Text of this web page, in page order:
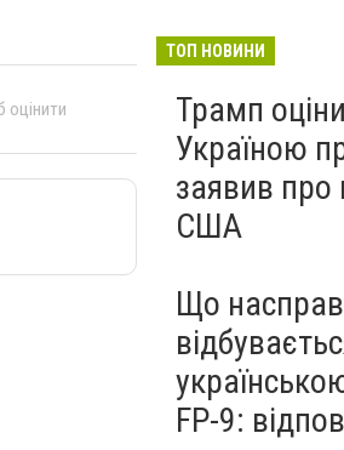
оцінити
ТОП НОВИНИ
Трамп
Україною
заявив про
США
Що
FP-9: